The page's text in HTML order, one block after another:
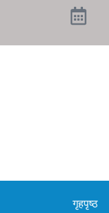
गृहपृष्ठ